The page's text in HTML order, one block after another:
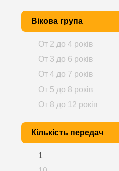
Вікова група
От 2 до 4 років
От 3 до 6 років
От 4 до 7 років
От 5 до 8 років
От 8 до 12 років
Кількість передач
1